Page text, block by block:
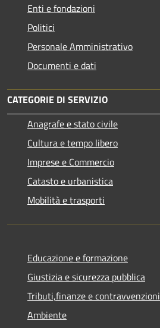
Enti e fondazioni
Politici
Personale Amministrativo
Documenti e dati
CATEGORIE DI SERVIZIO
Anagrafe e stato civile
Cultura e tempo libero
Imprese e Commercio
Catasto e urbanistica
Mobilità e trasporti
Educazione e formazione
Giustizia e sicurezza pubblica
Tributi,finanze e contravvenzioni
Ambiente